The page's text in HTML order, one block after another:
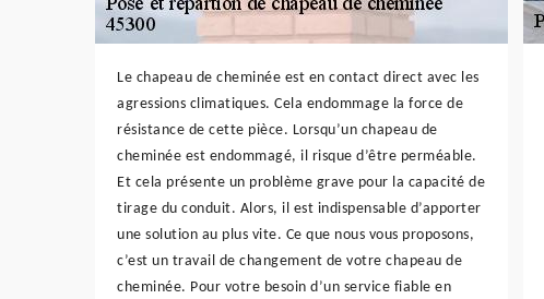
Le chapeau de cheminée est en contact direct avec les
agressions climatiques. Cela endommage la force de
résistance de cette pièce. Lorsqu’un chapeau de
cheminée est endommagé, il risque d’être perméable.
Et cela présente un problème grave pour la capacité de
tirage du conduit. Alors, il est indispensable d’apporter
une solution au plus vite. Ce que nous vous proposons,
c’est un travail de changement de votre chapeau de
cheminée. Pour votre besoin d’un service fiable en